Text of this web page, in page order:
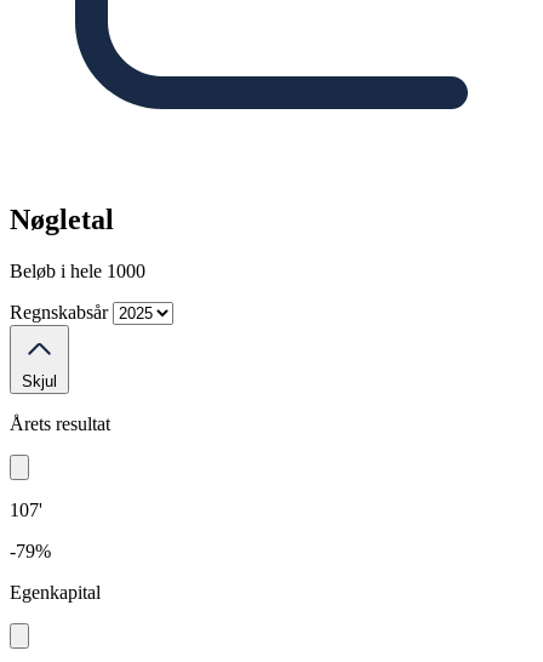
Nøgletal
Beløb i hele 1000
Regnskabsår
Skjul
Årets resultat
107'
-79%
Egenkapital